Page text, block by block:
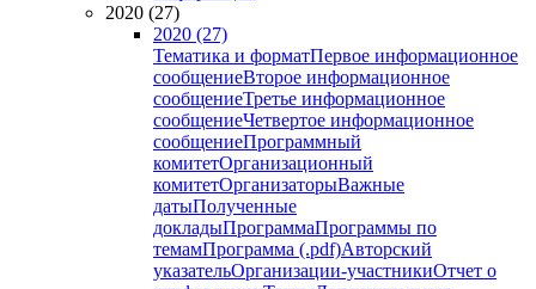
2020 (27)
2020 (27)
Тематика и форматПервое информационное
сообщениеВторое информационное
сообщениеТретье информационное
сообщениеЧетвертое информационное
сообщениеПрограммный
комитетОрганизационный
комитетОрганизаторыВажные
датыПолученные
докладыПрограммаПрограммы по
темамПрограмма (.pdf)Авторский
указательОрганизации-участникиОтчет о